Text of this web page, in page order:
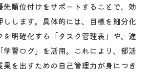
先順位付けをサポートすることで、効
しします。具体的には、目標を細分化
を明確化する「タスク管理表」や、進
学習ログ」を活用。これにより、部活
果を出すための自己管理力が身につき